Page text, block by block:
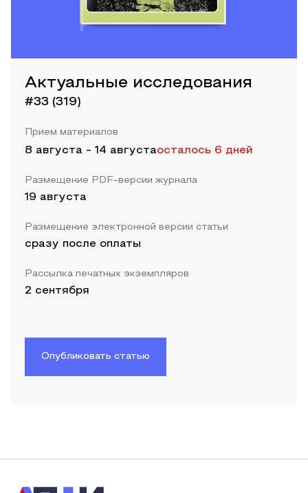
Актуальные исследования
#33 (319)
Прием материалов
8 августа - 14 августаосталось 6 дней
Размещение PDF-версии журнала
19 августа
Размещение электронной версии статьи
сразу после оплаты
Рассылка печатных экземпляров
2 сентября
Опубликовать статью